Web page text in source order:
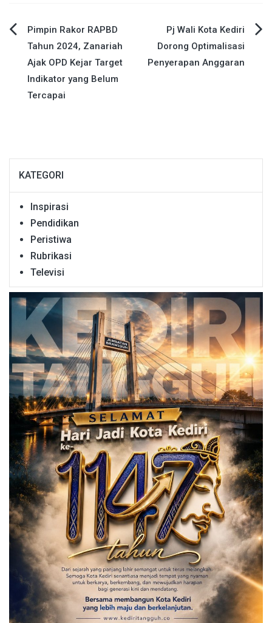
Navigasi
pos
Pimpin Rakor RAPBD
Tahun 2024, Zanariah
Ajak OPD Kejar Target
Indikator yang Belum
Tercapai
Pj Wali Kota Kediri
Dorong Optimalisasi
Penyerapan Anggaran
KATEGORI
Inspirasi
Pendidikan
Peristiwa
Rubrikasi
Televisi